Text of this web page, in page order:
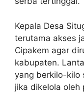
Kepala Desa
terutama akses
Cipakem agar
kabupaten.
yang berkilo-kilo
jika dikelola oleh